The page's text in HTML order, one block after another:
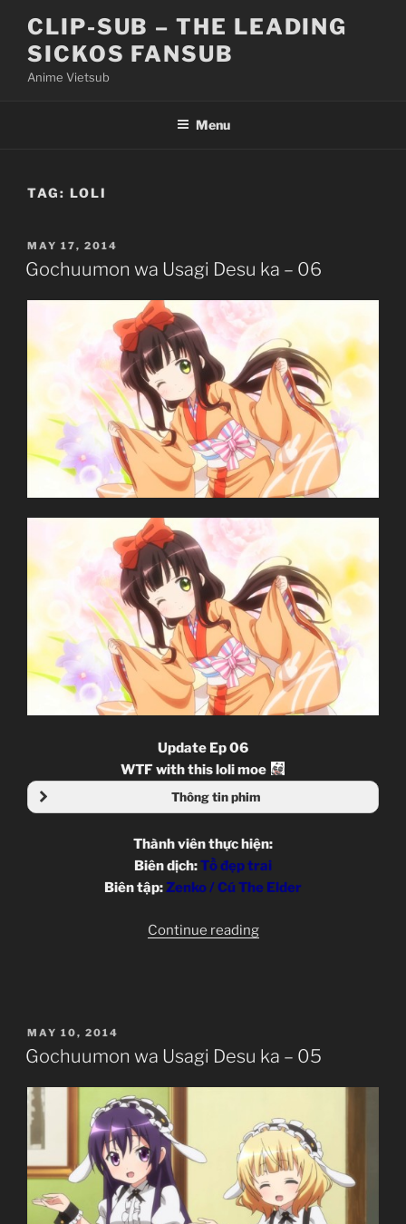
content
CLIP-SUB – THE LEADING
SICKOS FANSUB
Anime Vietsub
Menu
TAG: LOLI
POSTED
ON
MAY 17, 2014
Gochuumon wa Usagi Desu ka – 06
Update Ep 06
WTF with this loli moe
Thông tin phim
Thành viên thực hiện:
Biên dịch:Tồ đẹp trai
Biên tập:Zenko / Cú The Elder
Continue reading“Gochuumon
06”
POSTED
ON
MAY 10, 2014
Gochuumon wa Usagi Desu ka – 05